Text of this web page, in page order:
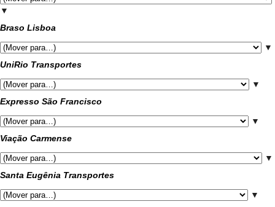
▼
Braso Lisboa
▼
UniRio Transportes
▼
Expresso São Francisco
▼
Viação Carmense
▼
Santa Eugênia Transportes
▼